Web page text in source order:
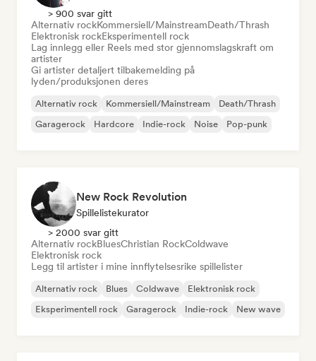
> 900 svar gitt
Alternativ rockKommersiell/MainstreamDeath/Thrash
Elektronisk rockEksperimentell rock
Lag innlegg eller Reels med stor gjennomslagskraft om
artister
Gi artister detaljert tilbakemelding på
lyden/produksjonen deres
Alternativ rock Kommersiell/Mainstream
Death/Thrash
Garagerock
Hardcore Indie-rock Noise Pop-punk
New Rock Revolution
Spillelistekurator
> 2000 svar gitt
Alternativ rockBluesChristian RockColdwave
Elektronisk rock
Legg til artister i mine innflytelsesrike spillelister
Alternativ rock Blues Coldwave
Elektronisk rock
Eksperimentell rock
Garagerock Indie-rock New wave